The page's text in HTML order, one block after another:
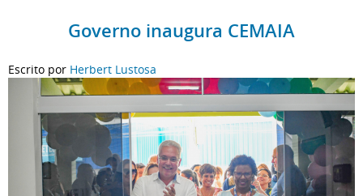
Governo inaugura CEMAIA
Escrito por Herbert Lustosa